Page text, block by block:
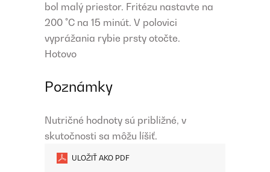
bol malý priestor. Fritézu nastavte na
200 °C na 15 minút. V polovici
vyprážania rybie prsty otočte.
Hotovo
Poznámky
Nutričné hodnoty sú približné, v
skutočnosti sa môžu líšiť.
ULOŽIŤ AKO PDF